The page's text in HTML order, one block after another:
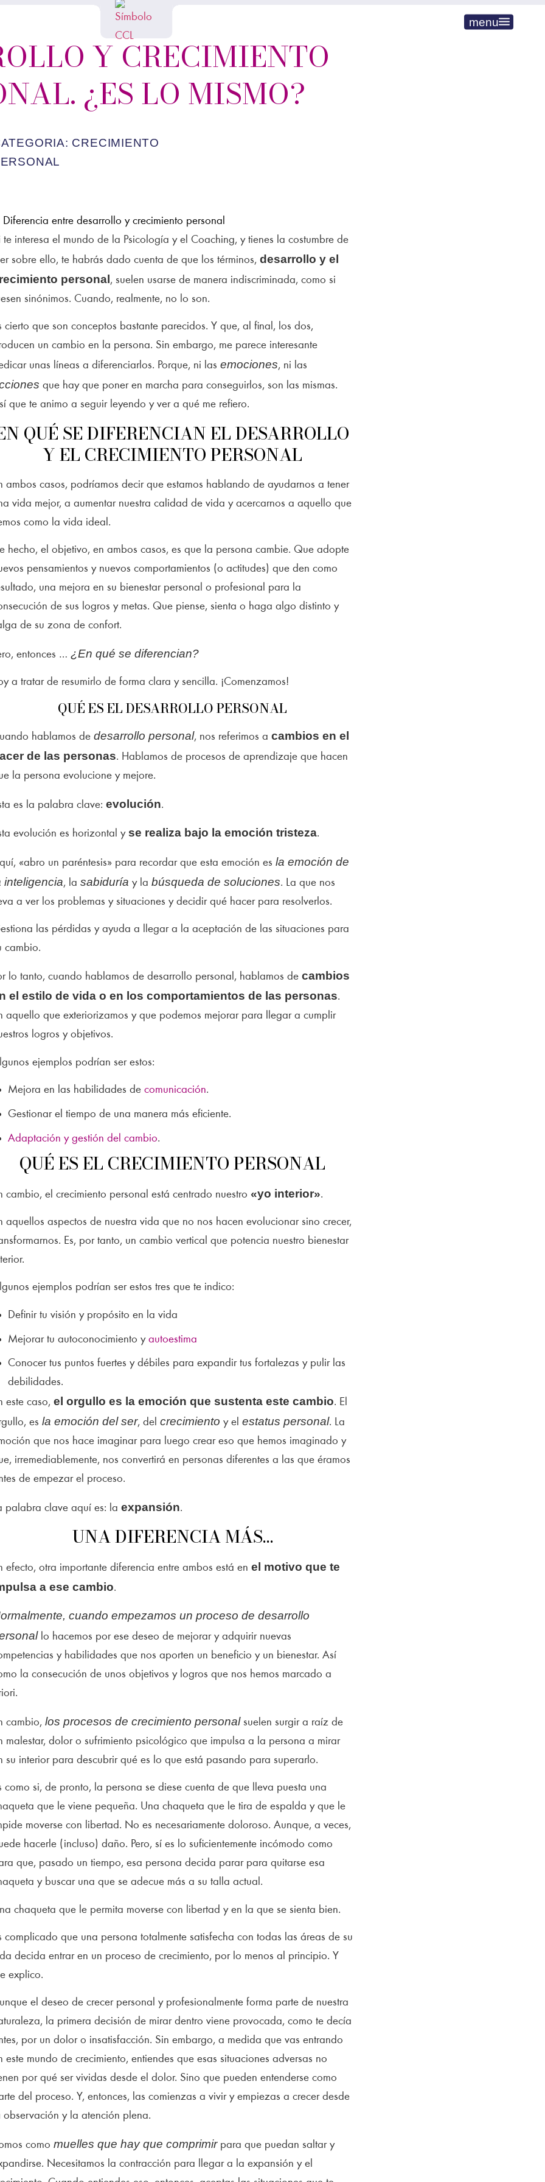
menu
Y CRECIMIENTO
¿ES LO MISMO?
CRECIMIENTO
te interesa el mundo de la Psicología y el Coaching, y tienes la costumbre de
sobre ello, te habrás dado cuenta de que los términos, desarrollo y el
personal, suelen usarse de manera indiscriminada, como si
sinónimos. Cuando, realmente, no lo son.
cierto que son conceptos bastante parecidos. Y que, al final, los dos,
un cambio en la persona. Sin embargo, me parece interesante
unas líneas a diferenciarlos. Porque, ni las emociones, ni las
que hay que poner en marcha para conseguirlos, son las mismas.
que te animo a seguir leyendo y ver a qué me refiero.
QUÉ SE DIFERENCIAN EL DESARROLLO
Y EL CRECIMIENTO PERSONAL
ambos casos, podríamos decir que estamos hablando de ayudarnos a tener
vida mejor, a aumentar nuestra calidad de vida y acercarnos a aquello que
como la vida ideal.
hecho, el objetivo, en ambos casos, es que la persona cambie. Que adopte
pensamientos y nuevos comportamientos (o actitudes) que den como
una mejora en su bienestar personal o profesional para la
de sus logros y metas. Que piense, sienta o haga algo distinto y
de su zona de confort.
entonces … ¿En qué se diferencian?
a tratar de resumirlo de forma clara y sencilla. ¡Comenzamos!
QUÉ ES EL DESARROLLO PERSONAL
hablamos de desarrollo personal, nos referimos a cambios en el
de las personas. Hablamos de procesos de aprendizaje que hacen
la persona evolucione y mejore.
es la palabra clave: evolución.
evolución es horizontal y se realiza bajo la emoción tristeza.
«abro un paréntesis» para recordar que esta emoción es la emoción de
inteligencia, la sabiduría y la búsqueda de soluciones. La que nos
a ver los problemas y situaciones y decidir qué hacer para resolverlos.
las pérdidas y ayuda a llegar a la aceptación de las situaciones para
cambio.
lo tanto, cuando hablamos de desarrollo personal, hablamos de cambios
el estilo de vida o en los comportamientos de las personas.
aquello que exteriorizamos y que podemos mejorar para llegar a cumplir
logros y objetivos.
ejemplos podrían ser estos:
Mejora en las habilidades decomunicación.
Gestionar el tiempo de una manera más eficiente.
Adaptación y gestión del cambio.
QUÉ ES EL CRECIMIENTO PERSONAL
cambio, el crecimiento personal está centrado nuestro «yo interior».
aquellos aspectos de nuestra vida que no nos hacen evolucionar sino crecer,
Es, por tanto, un cambio vertical que potencia nuestro bienestar
ejemplos podrían ser estos tres que te indico:
Definir tu visión y propósito en la vida
Mejorar tu autoconocimiento yautoestima
Conocer tus puntos fuertes y débiles para expandir tus fortalezas y pulir las
debilidades.
este caso, el orgullo es la emoción que sustenta este cambio. El
es la emoción del ser, del crecimiento y el estatus personal. La
que nos hace imaginar para luego crear eso que hemos imaginado y
irremediablemente, nos convertirá en personas diferentes a las que éramos
de empezar el proceso.
palabra clave aquí es: la expansión.
UNA DIFERENCIA MÁS…
efecto, otra importante diferencia entre ambos está en el motivo que te
a ese cambio.
cuando empezamos un proceso de desarrollo
lo hacemos por ese deseo de mejorar y adquirir nuevas
y habilidades que nos aporten un beneficio y un bienestar. Así
la consecución de unos objetivos y logros que nos hemos marcado a
cambio, los procesos de crecimiento personalsuelen surgir a raíz de
malestar, dolor o sufrimiento psicológico que impulsa a la persona a mirar
su interior para descubrir qué es lo que está pasando para superarlo.
como si, de pronto, la persona se diese cuenta de que lleva puesta una
que le viene pequeña. Una chaqueta que le tira de espalda y que le
moverse con libertad. No es necesariamente doloroso. Aunque, a veces,
hacerle (incluso) daño. Pero, sí es lo suficientemente incómodo como
que, pasado un tiempo, esa persona decida parar para quitarse esa
y buscar una que se adecue más a su talla actual.
chaqueta que le permita moverse con libertad y en la que se sienta bien.
complicado que una persona totalmente satisfecha con todas las áreas de su
decida entrar en un proceso de crecimiento, por lo menos al principio. Y
explico.
el deseo de crecer personal y profesionalmente forma parte de nuestra
la primera decisión de mirar dentro viene provocada, como te decía
por un dolor o insatisfacción. Sin embargo, a medida que vas entrando
este mundo de crecimiento, entiendes que esas situaciones adversas no
por qué ser vividas desde el dolor. Sino que pueden entenderse como
del proceso. Y, entonces, las comienzas a vivir y empiezas a crecer desde
observación y la atención plena.
como muelles que hay que comprimirpara que puedan saltar y
Necesitamos la contracción para llegar a la expansión y el